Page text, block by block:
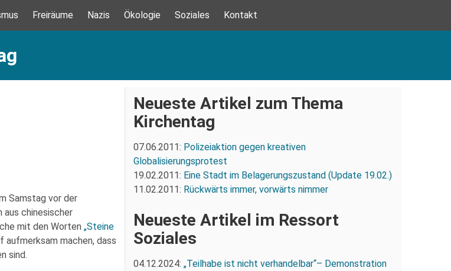
Freiräume Nazis Ökologie Soziales Kontakt
Samstag vor der
aus chinesischer
mit den Worten „Steine
machen, dass
sind.
Neueste Artikel zum Thema
Kirchentag
07.06.2011: Polizeiaktion gegen kreativen
Globalisierungsprotest
19.02.2011: Eine Stadt im Belagerungszustand (Update 19.02.)
11.02.2011: Rückwärts immer, vorwärts nimmer
Neueste Artikel im Ressort
Soziales
04.12.2024: „Teilhabe ist nicht verhandelbar“– Demonstration